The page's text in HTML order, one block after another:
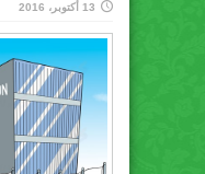
13 أكتوبر، 2016